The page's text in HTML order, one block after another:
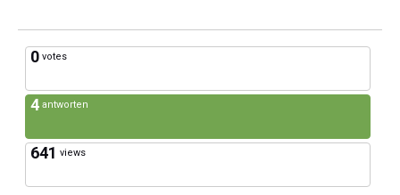
0 votes
4 antworten
641 views